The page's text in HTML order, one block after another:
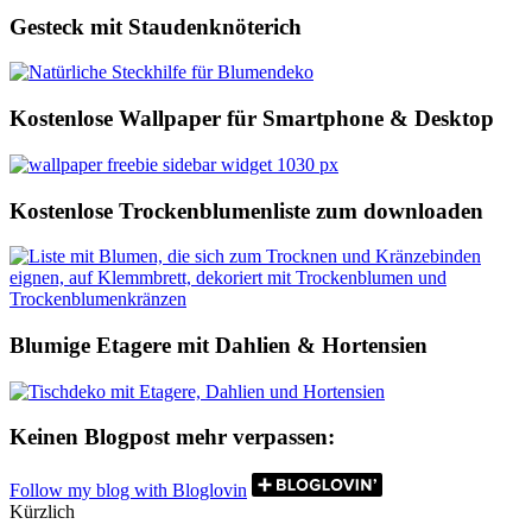
Gesteck mit Staudenknöterich
Kostenlose Wallpaper für Smartphone & Desktop
Kostenlose Trockenblumenliste zum downloaden
Blumige Etagere mit Dahlien & Hortensien
Keinen Blogpost mehr verpassen:
Follow my blog with Bloglovin
Kürzlich